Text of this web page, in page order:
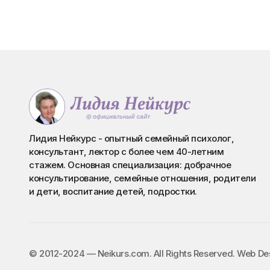
Лидия Нейкурс - опытный семейный психолог,
консультант, лектор с более чем 40-летним
стажем. Основная специализация: добрачное
консультирование, семейные отношения, родители
и дети, воспитание детей, подростки.
©️ 2012-2024 — Neikurs.com. All Rights Reserved. Web